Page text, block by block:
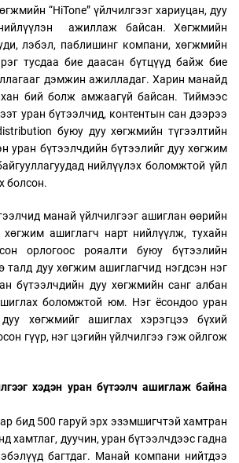
“HiTone” үйлчилгээг хариуцан, дуу
ажиллаж байсан. Хөгжмийн
лэбэл, паблишинг компани, хөгжмийн
тусдаа бие даасан бүтцүүд байж бие
дэмжин ажилладаг. Харин манайд
бий болж амжаагүй байсан. Тиймээс
уран бүтээлчид, контентын сан дээрээ
буюу дуу хөгжмийн түгээлтийн
уран бүтээлчдийн бүтээлийг дуу хөгжим
нийлүүлэх боломжтой үйл
болсон.
манай үйлчилгээг ашиглан өөрийн
хөгжим ашиглагч нарт нийлүүлж, тухайн
орлогоос рояалти буюу бүтээлийн
талд дуу хөгжим ашиглагчид нэгдсэн нэг
бүтээлчдийн дуу хөгжмийн санг албан
боломжтой юм. Нэг ёсондоо уран
хөгжмийг ашиглах хэрэгцээ бүхий
гүүр, нэг цэгийн үйлчилгээ гэж ойлгож
хэдэн уран бүтээлч ашиглаж байна
бид 500 гаруй эрх эзэмшигчтэй хамтран
хамтлаг, дуучин, уран бүтээлчдээс гадна
багтдаг. Манай компани нийтдээ